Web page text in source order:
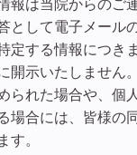
報は当院からのご
として電子メール
定する情報につき
開示いたしません
られた場合や、個
場合には、皆様の
す。